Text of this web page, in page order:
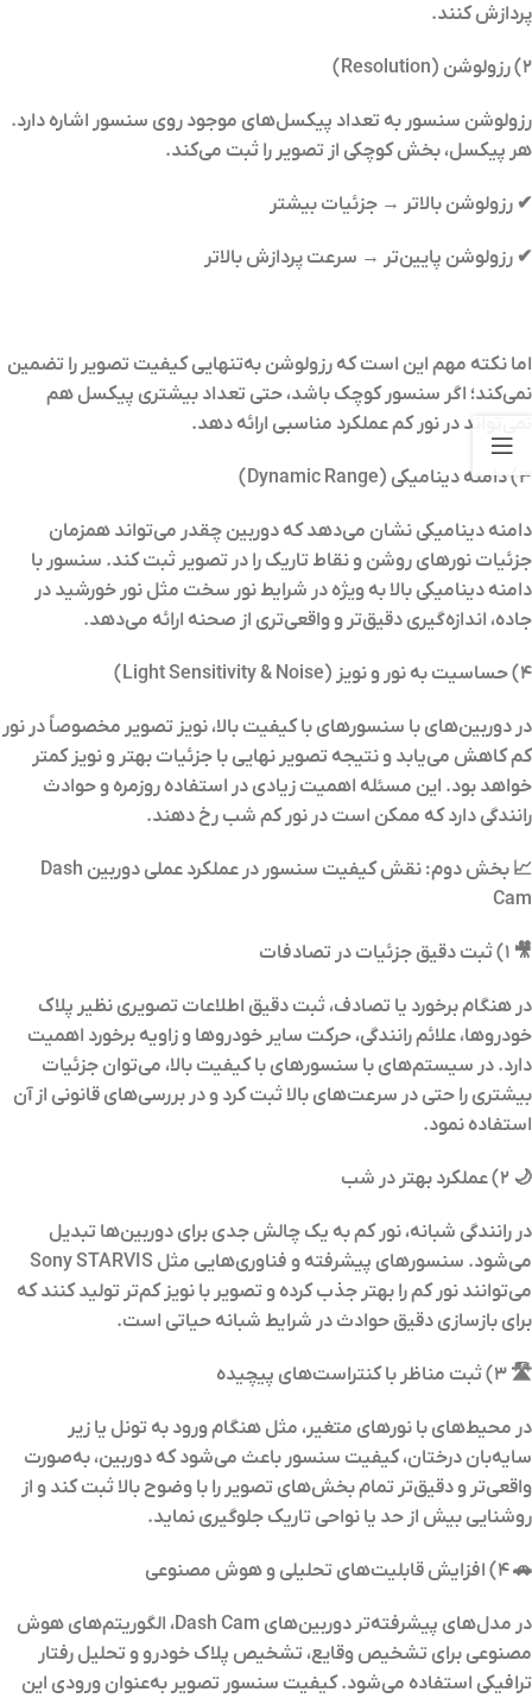
پردازش کنند.
۲) رزولوشن (Resolution)
رزولوشن سنسور به تعداد پیکسل‌های موجود روی سنسور اشاره دارد.
هر پیکسل، بخش کوچکی از تصویر را ثبت می‌کند.
✔ رزولوشن بالاتر → جزئیات بیشتر
✔ رزولوشن پایین‌تر → سرعت پردازش بالاتر
اما نکته مهم این است که رزولوشن به‌تنهایی کیفیت تصویر را تضمین
نمی‌کند؛ اگر سنسور کوچک باشد، حتی تعداد بیشتری پیکسل هم
نمی‌تواند در نور کم عملکرد مناسبی ارائه دهد.
۳) دامنه دینامیکی (Dynamic Range)
دامنه دینامیکی نشان می‌دهد که دوربین چقدر می‌تواند همزمان
جزئیات نورهای روشن و نقاط تاریک را در تصویر ثبت کند. سنسور با
دامنه دینامیکی بالا به ویژه در شرایط نور سخت مثل نور خورشید در
جاده، اندازه‌گیری دقیق‌تر و واقعی‌تری از صحنه ارائه می‌دهد.
۴) حساسیت به نور و نویز (Light Sensitivity & Noise)
در دوربین‌های با سنسورهای با کیفیت بالا، نویز تصویر مخصوصاً در نور
کم کاهش می‌یابد و نتیجه تصویر نهایی با جزئیات بهتر و نویز کمتر
خواهد بود. این مسئله اهمیت زیادی در استفاده روزمره و حوادث
رانندگی دارد که ممکن است در نور کم شب رخ دهند.
📈 بخش دوم: نقش کیفیت سنسور در عملکرد عملی دوربین Dash
Cam
🎥 ۱) ثبت دقیق جزئیات در تصادفات
در هنگام برخورد یا تصادف، ثبت دقیق اطلاعات تصویری نظیر پلاک
خودروها، علائم رانندگی، حرکت سایر خودروها و زاویه برخورد اهمیت
دارد. در سیستم‌های با سنسورهای با کیفیت بالا، می‌توان جزئیات
بیشتری را حتی در سرعت‌های بالا ثبت کرد و در بررسی‌های قانونی از آن
استفاده نمود.
🌙 ۲) عملکرد بهتر در شب
در رانندگی شبانه، نور کم به یک چالش جدی برای دوربین‌ها تبدیل
می‌شود. سنسورهای پیشرفته و فناوری‌هایی مثل Sony STARVIS
می‌توانند نور کم را بهتر جذب کرده و تصویر با نویز کم‌تر تولید کنند که
برای بازسازی دقیق حوادث در شرایط شبانه حیاتی است.
🛣️ ۳) ثبت مناظر با کنتراست‌های پیچیده
در محیط‌های با نورهای متغیر، مثل هنگام ورود به تونل یا زیر
سایه‌بان درختان، کیفیت سنسور باعث می‌شود که دوربین، به‌صورت
واقعی‌تر و دقیق‌تر تمام بخش‌های تصویر را با وضوح بالا ثبت کند و از
روشنایی بیش از حد یا نواحی تاریک جلوگیری نماید.
🚗 ۴) افزایش قابلیت‌های تحلیلی و هوش مصنوعی
در مدل‌های پیشرفته‌تر دوربین‌های Dash Cam، الگوریتم‌های هوش
مصنوعی برای تشخیص وقایع، تشخیص پلاک خودرو و تحلیل رفتار
ترافیکی استفاده می‌شود. کیفیت سنسور تصویر به‌عنوان ورودی این